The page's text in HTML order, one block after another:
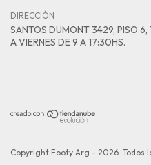
DIRECCIÓN
SANTOS DUMONT 3429, PISO 6,
A VIERNES DE 9 A 17:30HS.
Copyright Footy Arg - 2026. Todos